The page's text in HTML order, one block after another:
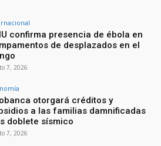
confirma presencia de ébola en
de desplazados en el
7, 2026
otorgará créditos y
a las familias damnificadas
doblete sísmico
7, 2026